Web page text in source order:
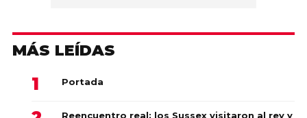
MÁS LEÍDAS
Portada
Reencuentro real: los Sussex visitaron al rey y